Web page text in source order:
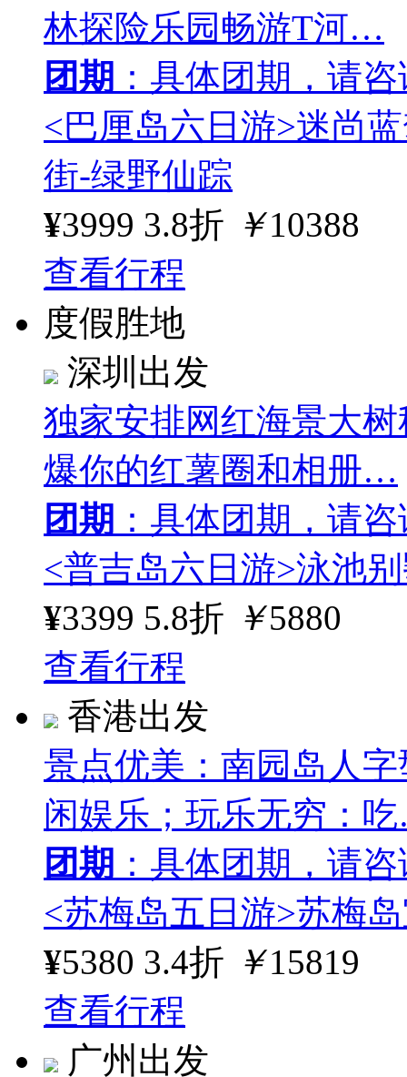
林探险乐园畅游T河…
团期 ：具体团期，请
<巴厘岛六日游>迷尚
街-绿野仙踪
¥3999 3.8折 ￥10388
查看行程
度假胜地
深圳出发
独家安排网红海景大
爆你的红薯圈和相册…
团期 ：具体团期，请
<普吉岛六日游>泳池
¥3399 5.8折 ￥5880
查看行程
香港出发
景点优美：南园岛人
闲娱乐；玩乐无穷：
团期 ：具体团期，请
<苏梅岛五日游>苏梅
¥5380 3.4折 ￥15819
查看行程
广州出发